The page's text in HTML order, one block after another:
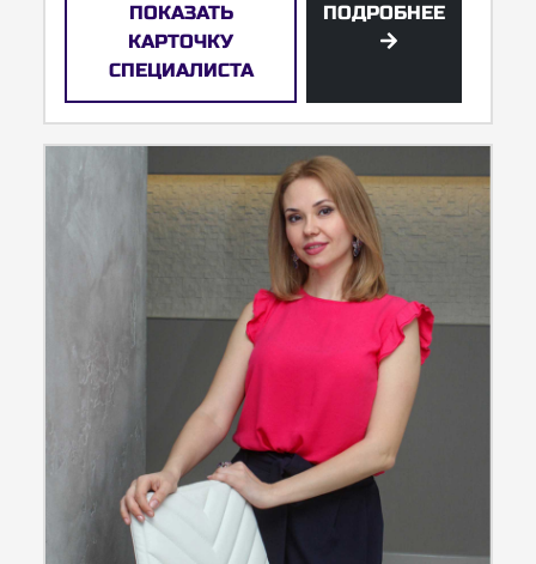
ПОКАЗАТЬ
КАРТОЧКУ
СПЕЦИАЛИСТА
ПОДРОБНЕЕ